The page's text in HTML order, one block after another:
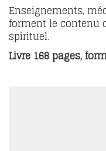
Enseignements,
forment le contenu
spirituel.
Livre 168 pages,